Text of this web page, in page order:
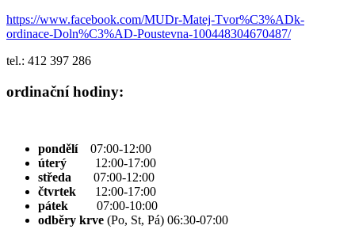
https://www.facebook.com/MUDr-Matej-Tvor%C3%ADk-
ordinace-Doln%C3%AD-Poustevna-100448304670487/
tel.: 412 397 286
ordinační hodiny:
pondělí 07:00-12:00
úterý 12:00-17:00
středa 07:00-12:00
čtvrtek 12:00-17:00
pátek 07:00-10:00
odběry krve (Po, St, Pá) 06:30-07:00